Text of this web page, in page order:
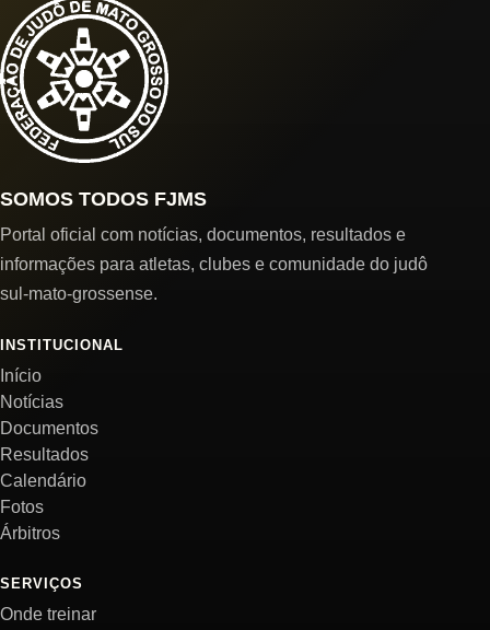
SOMOS TODOS FJMS
Portal oficial com notícias, documentos, resultados e
informações para atletas, clubes e comunidade do judô
sul-mato-grossense.
INSTITUCIONAL
Início
Notícias
Documentos
Resultados
Calendário
Fotos
Árbitros
SERVIÇOS
Onde treinar